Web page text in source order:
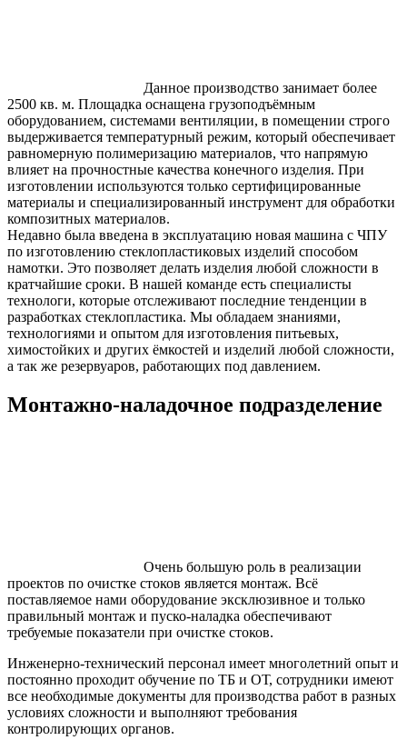
Данное производство занимает более
2500 кв. м. Площадка оснащена грузоподъёмным
оборудованием, системами вентиляции, в помещении строго
выдерживается температурный режим, который обеспечивает
равномерную полимеризацию материалов, что напрямую
влияет на прочностные качества конечного изделия. При
изготовлении используются только сертифицированные
материалы и специализированный инструмент для обработки
композитных материалов.
Недавно была введена в эксплуатацию новая машина с ЧПУ
по изготовлению стеклопластиковых изделий способом
намотки. Это позволяет делать изделия любой сложности в
кратчайшие сроки. В нашей команде есть специалисты
технологи, которые отслеживают последние тенденции в
разработках стеклопластика. Мы обладаем знаниями,
технологиями и опытом для изготовления питьевых,
химостойких и других ёмкостей и изделий любой сложности,
а так же резервуаров, работающих под давлением.
Монтажно-наладочное подразделение
Очень большую роль в реализации
проектов по очистке стоков является монтаж. Всё
поставляемое нами оборудование эксклюзивное и только
правильный монтаж и пуско-наладка обеспечивают
требуемые показатели при очистке стоков.
Инженерно-технический персонал имеет многолетний опыт и
постоянно проходит обучение по ТБ и ОТ, сотрудники имеют
все необходимые документы для производства работ в разных
условиях сложности и выполняют требования
контролирующих органов.